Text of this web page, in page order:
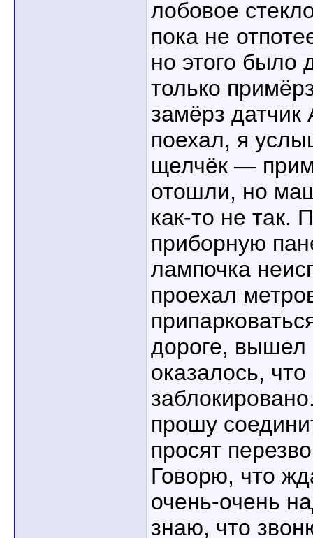
лобовое
пока не
но этого было
только
замёрз
поехал, я
щелчёк —
отошли, но
как-то не так.
приборную
лампочка
проехал
дороге, вышел
оказалось,
прошу
просят
Говорю, что
очень-очень
знаю, что